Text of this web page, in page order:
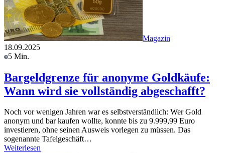
Magazin
18.09.2025
5 Min.
Bargeldgrenze für anonyme Goldkäufe:
Wann wird sie vollständig abgeschafft?
Noch vor wenigen Jahren war es selbstverständlich: Wer Gold
anonym und bar kaufen wollte, konnte bis zu 9.999,99 Euro
investieren, ohne seinen Ausweis vorlegen zu müssen. Das
sogenannte Tafelgeschäft…
Weiterlesen